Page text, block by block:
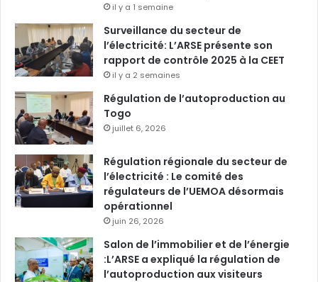
il y a 1 semaine
Surveillance du secteur de
l’électricité: L’ARSE présente son
rapport de contrôle 2025 à la CEET
il y a 2 semaines
Régulation de l’autoproduction au
Togo
juillet 6, 2026
Régulation régionale du secteur de
l’électricité : Le comité des
régulateurs de l’UEMOA désormais
opérationnel
juin 26, 2026
Salon de l’immobilier et de l’énergie
:L’ARSE a expliqué la régulation de
l’autoproduction aux visiteurs